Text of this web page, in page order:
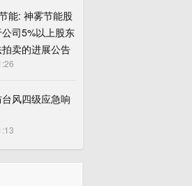
能: 神雾节能股
司5%以上股东
卖的进展公告
风四级应急响